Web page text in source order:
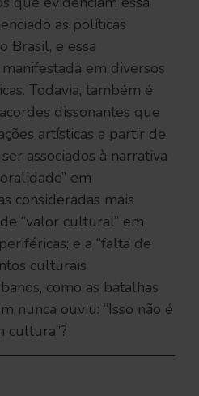
as políticas
Brasil, e essa
em diversos
Todavia, também é
dissonantes que
artísticas a partir de
associados à narrativa
em
consideradas mais
de “valor cultural” em
e a “falta de
culturais
como as batalhas
nunca ouviu: “Isso não é
cultura”?